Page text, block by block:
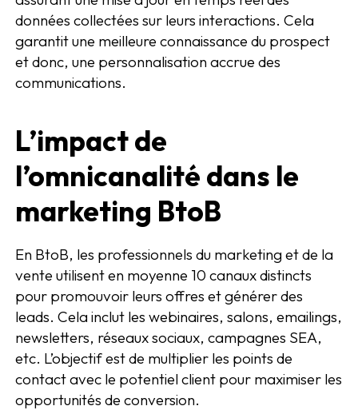
données collectées sur leurs interactions. Cela
garantit une meilleure connaissance du prospect
et donc, une personnalisation accrue des
communications.
L’impact de
l’omnicanalité dans le
marketing BtoB
En BtoB, les professionnels du marketing et de la
vente utilisent en moyenne 10 canaux distincts
pour promouvoir leurs offres et générer des
leads. Cela inclut les webinaires, salons, emailings,
newsletters, réseaux sociaux, campagnes SEA,
etc. L’objectif est de multiplier les points de
contact avec le potentiel client pour maximiser les
opportunités de conversion.